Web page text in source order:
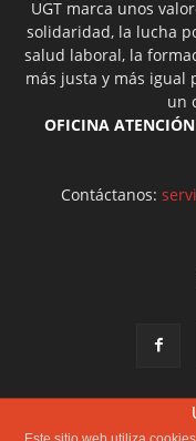
UGT marca unos
solidaridad, la lucha
salud laboral, la
más justa y más igual
un
OFICINA
Contáctanos: